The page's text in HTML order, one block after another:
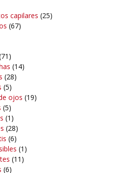
capilares (25)
(67)
(14)
(28)
(5)
ojos (19)
(5)
(1)
(28)
(6)
(1)
(11)
(6)